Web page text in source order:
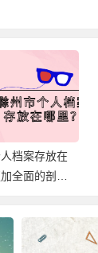
档案存放在
全面的剖析